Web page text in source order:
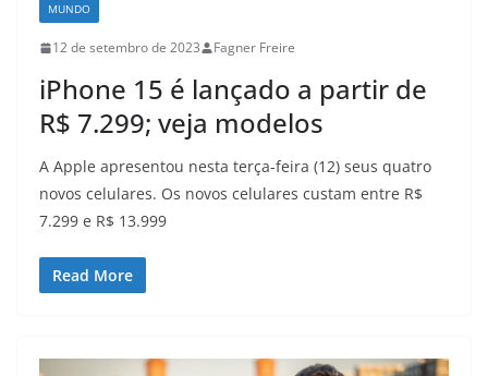
MUNDO
12 de setembro de 2023 Fagner Freire
iPhone 15 é lançado a partir de
R$ 7.299; veja modelos
A Apple apresentou nesta terça-feira (12) seus quatro
novos celulares. Os novos celulares custam entre R$
7.299 e R$ 13.999
Read More